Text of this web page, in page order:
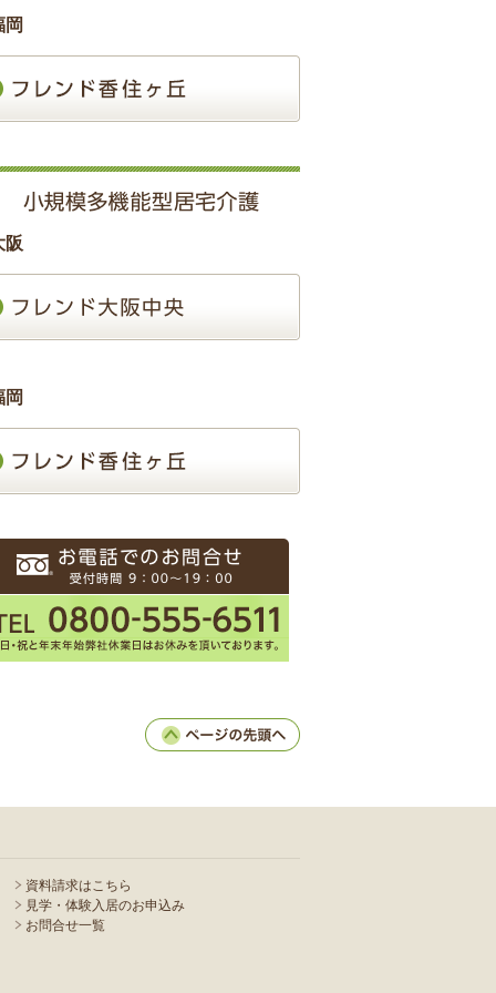
岡
阪
岡
資料請求はこちら
見学・体験入居のお申込み
お問合せ一覧